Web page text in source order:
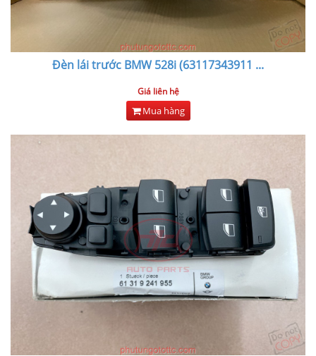
Đèn lái trước BMW 528i (63117343911 ...
Giá liên hệ
Mua hàng